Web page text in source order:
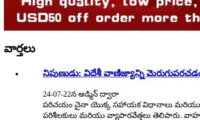
వార్తలు
నిపుణుడు: విదేశీ వాణిజ్యాన్ని
24-07-22న అడ్మిన్ ద్వారా
పరిచయం చైనా యొక్క సహాయక విధానాలు మరియు విదేశీ
పరిశీలకులు మరియు వ్యాపారవేత్తలు తెలిపారు.